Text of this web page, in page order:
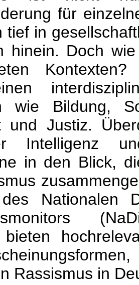
für
tief in
hinein. Doch
Kontexten?
wie Bildung,
und Justiz.
Intelligenz
in den Blick,
Nationalen
bieten
Rassismus in